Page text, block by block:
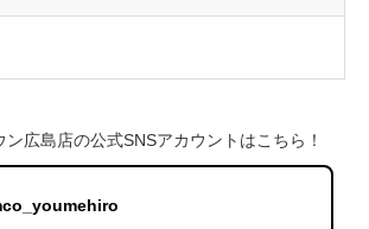
広島店の公式SNSアカウントはこちら！